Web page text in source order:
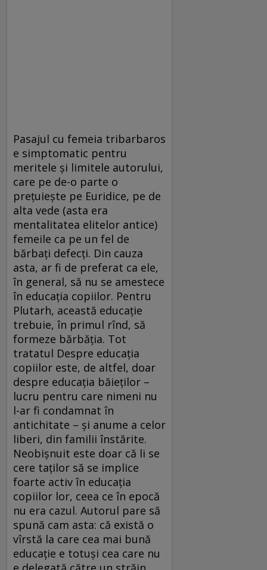
Pasajul cu femeia tribarbaros
e simptomatic pentru
meritele și limitele autorului,
care pe de-o parte o
prețuiește pe Euridice, pe de
alta vede (asta era
mentalitatea elitelor antice)
femeile ca pe un fel de
bărbați defecți. Din cauza
asta, ar fi de preferat ca ele,
în general, să nu se amestece
în educația copiilor. Pentru
Plutarh, această educație
trebuie, în primul rînd, să
formeze bărbăția. Tot
tratatul Despre educația
copiilor este, de altfel, doar
despre educația băieților –
lucru pentru care nimeni nu
l-ar fi condamnat în
antichitate – și anume a celor
liberi, din familii înstărite.
Neobișnuit este doar că li se
cere taților să se implice
foarte activ în educația
copiilor lor, ceea ce în epocă
nu era cazul. Autorul pare să
spună cam asta: că există o
vîrstă la care cea mai bună
educație e totuși cea care nu